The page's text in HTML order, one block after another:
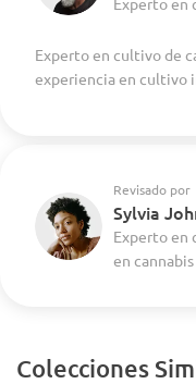
Experto en cultivo de
experiencia en cultivo
Revisado por
Sylvia
Experto en
en cannabis
Colecciones